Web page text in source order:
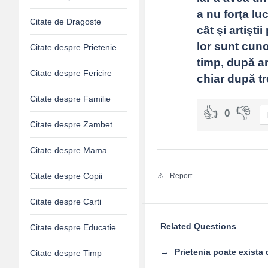
a nu forţa
cât şi artiştii
lor sunt
timp, după
chiar după
0
Report
Related Questions
Prietenia poate exista
Citate de Dragoste
Citate despre Prietenie
Citate despre Fericire
Citate despre Familie
Citate despre Zambet
Citate despre Mama
Citate despre Copii
Citate despre Carti
Citate despre Educatie
Citate despre Timp